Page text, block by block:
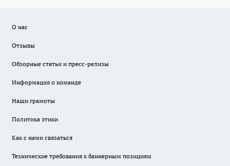
О нас
Отзывы
Обзорные статьи и пресс-релизы
Информация о команде
Наши грамоты
Политика этики
Как с нами связаться
Технические требования к баннерным позициям